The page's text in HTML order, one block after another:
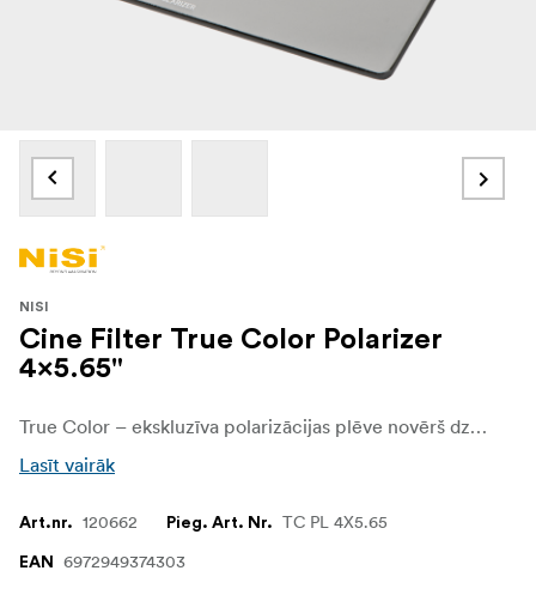
NISI
Cine Filter True Color Polarizer
4x5.65"
True Color – ekskluzīva polarizācijas plēve novērš dzelteno nokrāsu, kas raksturīga lielākajai daļai CPL filtru. Palīdz samazināt atspīdumus un spīdumu, filtrējot gaismu, kas ir polarizējusies, atspoguļojoties no nemetāliskas virsmas. Saules gaisma dabiski kļūst daļēji polarizēta, atspoguļojoties no gaisa molekulu elektroniem, kā rezultātā gaisma izkliedējas, radot iespaidu par miglu
Lasīt vairāk
Art.nr. 120662 Pieg. Art. Nr. TC PL 4X5.65
EAN 6972949374303